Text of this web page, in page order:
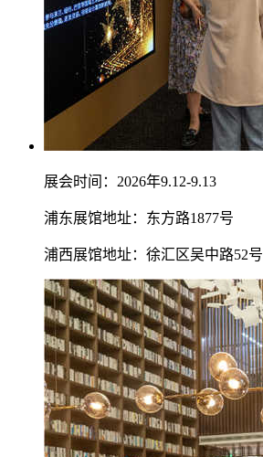
展会时间：2026年9.12-9.13
浦东展馆地址：东方路1877号
浦西展馆地址：徐汇区吴中路52号